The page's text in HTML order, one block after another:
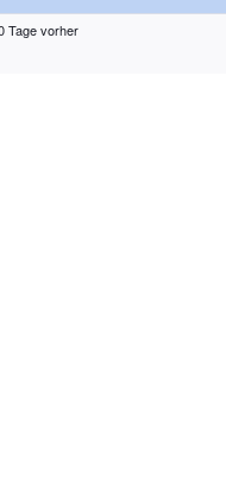
Tage vorher